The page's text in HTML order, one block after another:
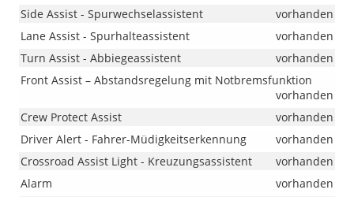
Side Assist - Spurwechselassistent
vorhanden
Lane Assist - Spurhalteassistent
vorhanden
Turn Assist - Abbiegeassistent
vorhanden
Front Assist – Abstandsregelung mit Notbremsfunktion
vorhanden
Crew Protect Assist
vorhanden
Driver Alert - Fahrer-Müdigkeitserkennung
vorhanden
Crossroad Assist Light - Kreuzungsassistent
vorhanden
Alarm
vorhanden